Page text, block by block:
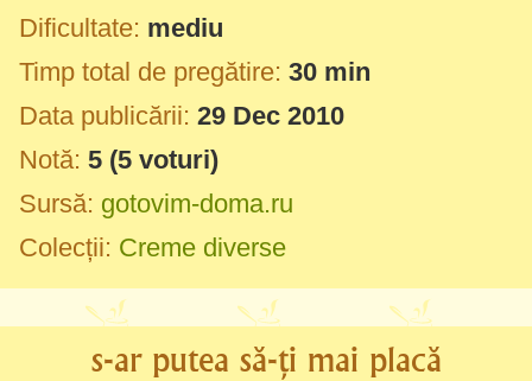
Dificultate: mediu
Timp total de pregătire: 30 min
Data publicării: 29 Dec 2010
Notă: 5 (5 voturi)
Sursă: gotovim-doma.ru
Colecții: Creme diverse
s-ar putea să-ți mai placă